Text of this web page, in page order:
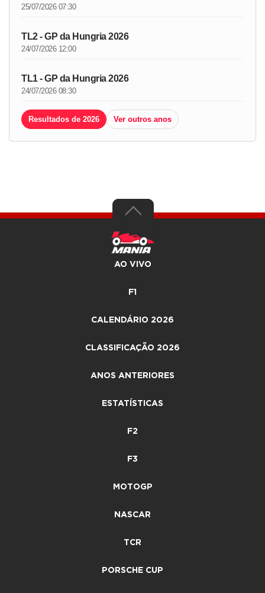
25/07/2026 07:30
TL2 - GP da Hungria 2026
24/07/2026 12:00
TL1 - GP da Hungria 2026
24/07/2026 08:30
Resultados de 2026 Ver outros anos
AO VIVO
F1
CALENDÁRIO 2026
CLASSIFICAÇÃO 2026
ANOS ANTERIORES
ESTATÍSTICAS
F2
F3
MOTOGP
NASCAR
TCR
PORSCHE CUP